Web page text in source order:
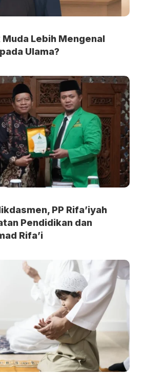
Lebih Mengenal
Ulama?
PP Rifa’iyah
Pendidikan dan
Rifa’i